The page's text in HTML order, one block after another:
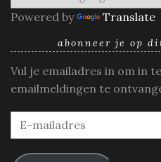
Powered by Translate
abonneer je op
Vul je emailadres in om in
emailmeldingen te
E-
mailadres